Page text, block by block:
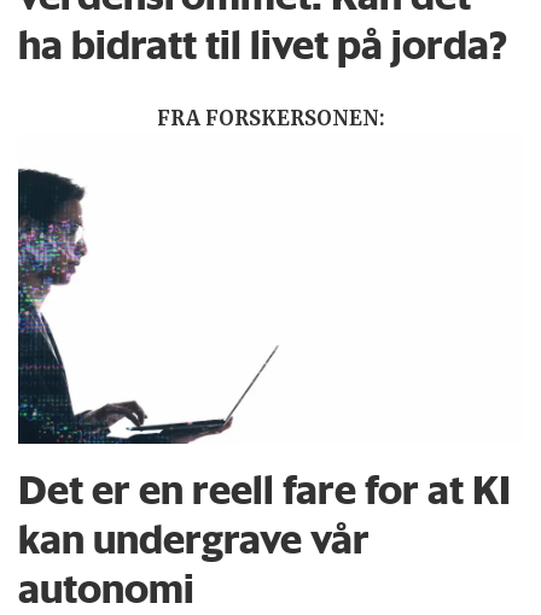
ha bidratt til livet på jorda?
FRA FORSKERSONEN:
Det er en reell fare for at KI
kan undergrave vår
autonomi